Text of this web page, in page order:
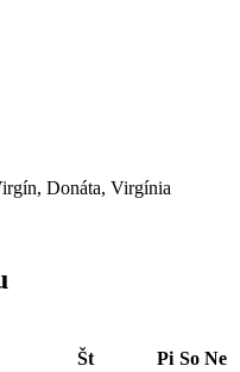
Donáta, Virgínia
Št Pi So Ne